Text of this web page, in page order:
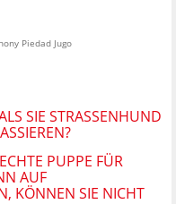
Piedad Jugo
SIE STRASSENHUND S
PUPPE FÜR
AUF
KÖNNEN SIE NICHT